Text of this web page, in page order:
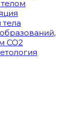
тела
СО2